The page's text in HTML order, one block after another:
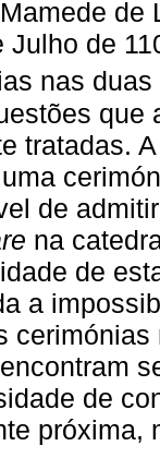
de
Julho de
nas
que
tratadas.
de
na
de
a
de
próxima,